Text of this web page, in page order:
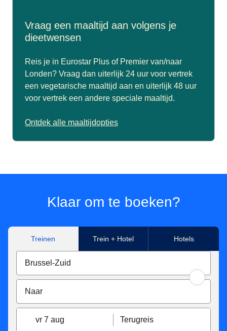
Vraag een maaltijd aan volgens je
dieetwensen
Reis je in Eurostar Plus of Premier van/naar
Londen? Vraag dan uiterlijk 24 uur voor vertrek
een vegetarische maaltijd aan en uiterlijk 48 uur
voor vertrek een andere speciale maaltijd.
Ontdek alle maaltijdopties
Klaar om te boeken?
Treinen Trein + Hotel Hotels
vr 7 aug Terugreis